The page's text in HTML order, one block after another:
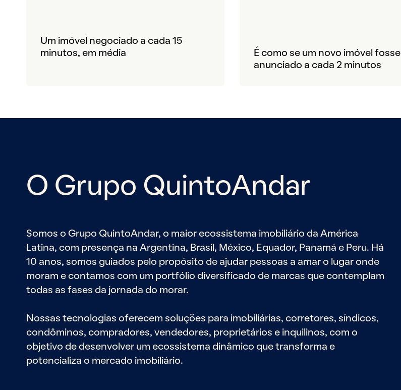
Um imóvel negociado a cada 15
minutos, em média
É como se um novo imóvel fosse
anunciado a cada 2 minutos
O Grupo QuintoAndar
Somos o Grupo QuintoAndar, o maior ecossistema imobiliário da América
Latina, com presença na Argentina, Brasil, México, Equador, Panamá e Peru. Há
10 anos, somos guiados pelo propósito de ajudar pessoas a amar o lugar onde
moram e contamos com um portfólio diversificado de marcas que contemplam
todas as fases da jornada do morar.
Nossas tecnologias oferecem soluções para imobiliárias, corretores, síndicos,
condôminos, compradores, vendedores, proprietários e inquilinos, com o
objetivo de desenvolver um ecossistema dinâmico que transforma e
potencializa o mercado imobiliário.